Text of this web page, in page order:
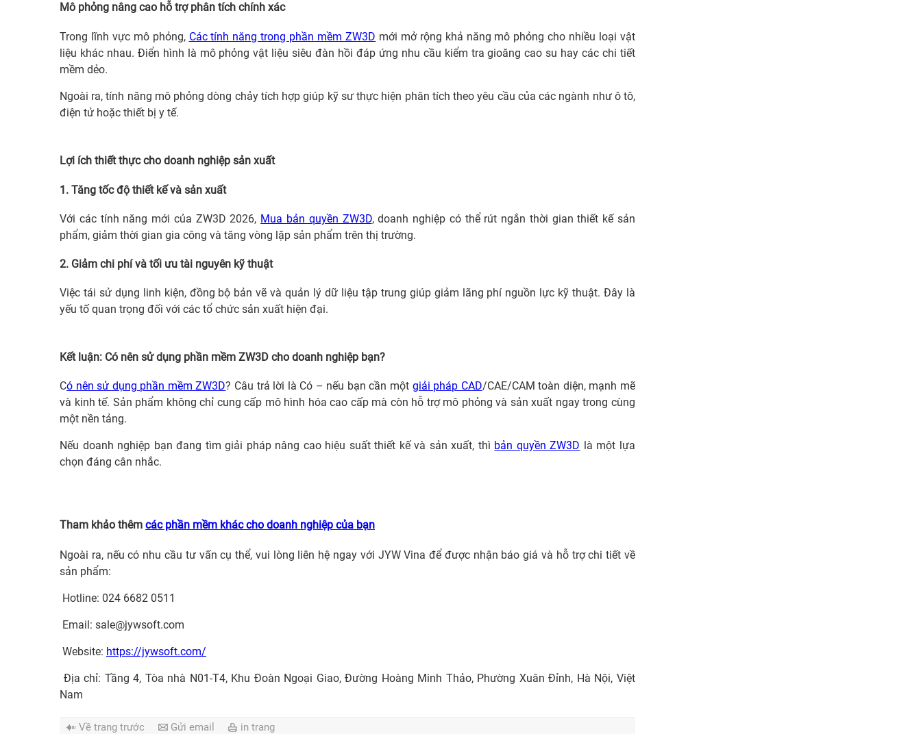
Mô phỏng nâng cao hỗ trợ phân tích chính xác
Trong lĩnh vực mô phỏng, Các tính năng trong phần mềm ZW3D mới mở rộng khả năng mô phỏng cho nhiều loại vật
liệu khác nhau. Điển hình là mô phỏng vật liệu siêu đàn hồi đáp ứng nhu cầu kiểm tra gioăng cao su hay các chi tiết
mềm dẻo.
Ngoài ra, tính năng mô phỏng dòng chảy tích hợp giúp kỹ sư thực hiện phân tích theo yêu cầu của các ngành như ô tô,
điện tử hoặc thiết bị y tế.
Lợi ích thiết thực cho doanh nghiệp sản xuất
1. Tăng tốc độ thiết kế và sản xuất
Với các tính năng mới của ZW3D 2026, Mua bản quyền ZW3D, doanh nghiệp có thể rút ngắn thời gian thiết kế sản
phẩm, giảm thời gian gia công và tăng vòng lặp sản phẩm trên thị trường.
2. Giảm chi phí và tối ưu tài nguyên kỹ thuật
Việc tái sử dụng linh kiện, đồng bộ bản vẽ và quản lý dữ liệu tập trung giúp giảm lãng phí nguồn lực kỹ thuật. Đây là
yếu tố quan trọng đối với các tổ chức sản xuất hiện đại.
Kết luận: Có nên sử dụng phần mềm ZW3D cho doanh nghiệp bạn?
Có nên sử dụng phần mềm ZW3D? Câu trả lời là Có – nếu bạn cần một giải pháp CAD/CAE/CAM toàn diện, mạnh mẽ
và kinh tế. Sản phẩm không chỉ cung cấp mô hình hóa cao cấp mà còn hỗ trợ mô phỏng và sản xuất ngay trong cùng
một nền tảng.
Nếu doanh nghiệp bạn đang tìm giải pháp nâng cao hiệu suất thiết kế và sản xuất, thì bản quyền ZW3D là một lựa
chọn đáng cân nhắc.
Tham khảo thêm các phần mềm khác cho doanh nghiệp của bạn
Ngoài ra, nếu có nhu cầu tư vấn cụ thể, vui lòng liên hệ ngay với JYW Vina để được nhận báo giá và hỗ trợ chi tiết về
sản phẩm:
Hotline: 024 6682 0511
Email: sale@jywsoft.com
Website: https://jywsoft.com/
Địa chỉ: Tầng 4, Tòa nhà N01-T4, Khu Đoàn Ngoại Giao, Đường Hoàng Minh Thảo, Phường Xuân Đỉnh, Hà Nội, Việt
Nam
Về trang trước Gửi email in trang